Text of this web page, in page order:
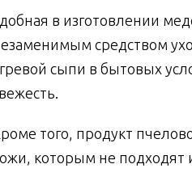
в изготовлении
средством
сыпи в бытовых
того, продукт
которым не подходят